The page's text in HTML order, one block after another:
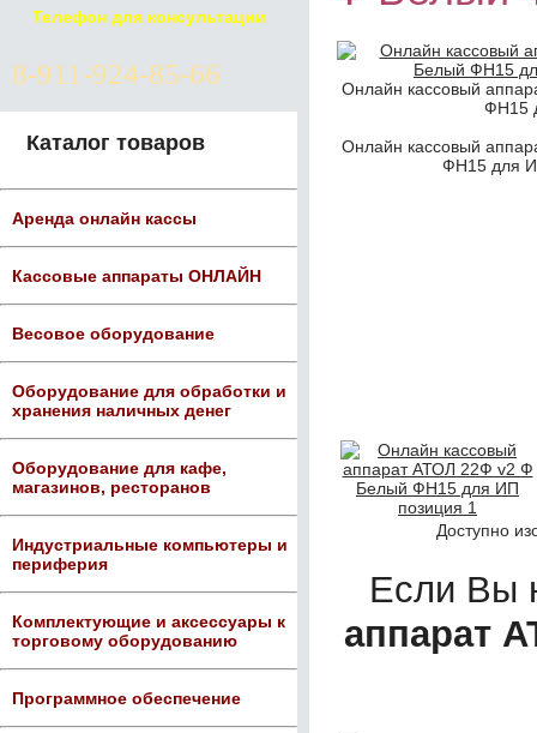
Телефон для консультации
8-911-924-85-66
Каталог товаров
Аренда онлайн кассы
Кассовые аппараты ОНЛАЙН
Весовое оборудование
Оборудование для обработки и
хранения наличных денег
Оборудование для кафе,
магазинов, ресторанов
Индустриальные компьютеры и
периферия
Комплектующие и аксессуары к
торговому оборудованию
Программное обеспечение
Онлайн кассовый
ФН15
Онлайн кассовый
ФН15 для
Доступно
Если Вы
аппарат